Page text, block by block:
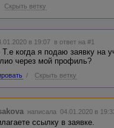
Скрыть ветку
в 19:07 в ответ на #1
когда я подаю заявку на
через мой профиль?
/ Скрыть ветку
написала 04.01.2020 в
ссылку в заявке.